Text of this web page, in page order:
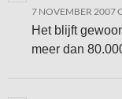
7 NOVEMBER 2007
Het blijft
meer dan